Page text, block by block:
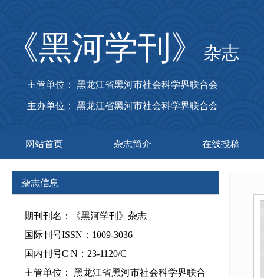
《黑河学刊》 杂志
主管单位： 黑龙江省黑河市社会科学界联合会
主办单位： 黑龙江省黑河市社会科学界联合会
网站首页 杂志简介 在线投稿
杂志信息
期刊刊名：《黑河学刊》杂志
国际刊号ISSN：1009-3036
国内刊号C N：23-1120/C
主管单位： 黑龙江省黑河市社会科学界联合